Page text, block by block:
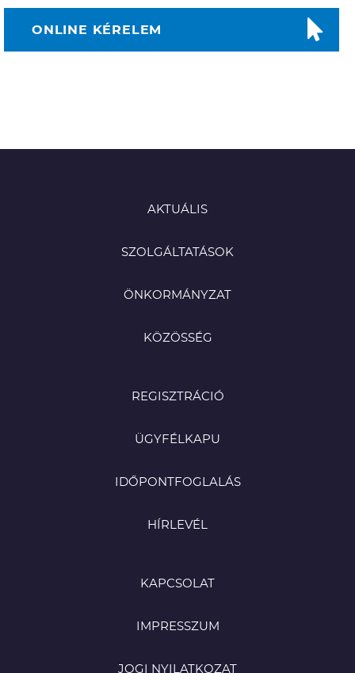
ONLINE KÉRELEM
AKTUÁLIS
SZOLGÁLTATÁSOK
ÖNKORMÁNYZAT
KÖZÖSSÉG
REGISZTRÁCIÓ
ÜGYFÉLKAPU
IDŐPONTFOGLALÁS
HÍRLEVÉL
KAPCSOLAT
IMPRESSZUM
JOGI NYILATKOZAT